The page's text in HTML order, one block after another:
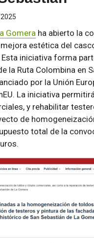
Gomeraha abierto la
mejora estética del
Esta iniciativa forma
la Ruta Colombina en
por la Unión
La iniciativa
y rehabilitar
de
total de la